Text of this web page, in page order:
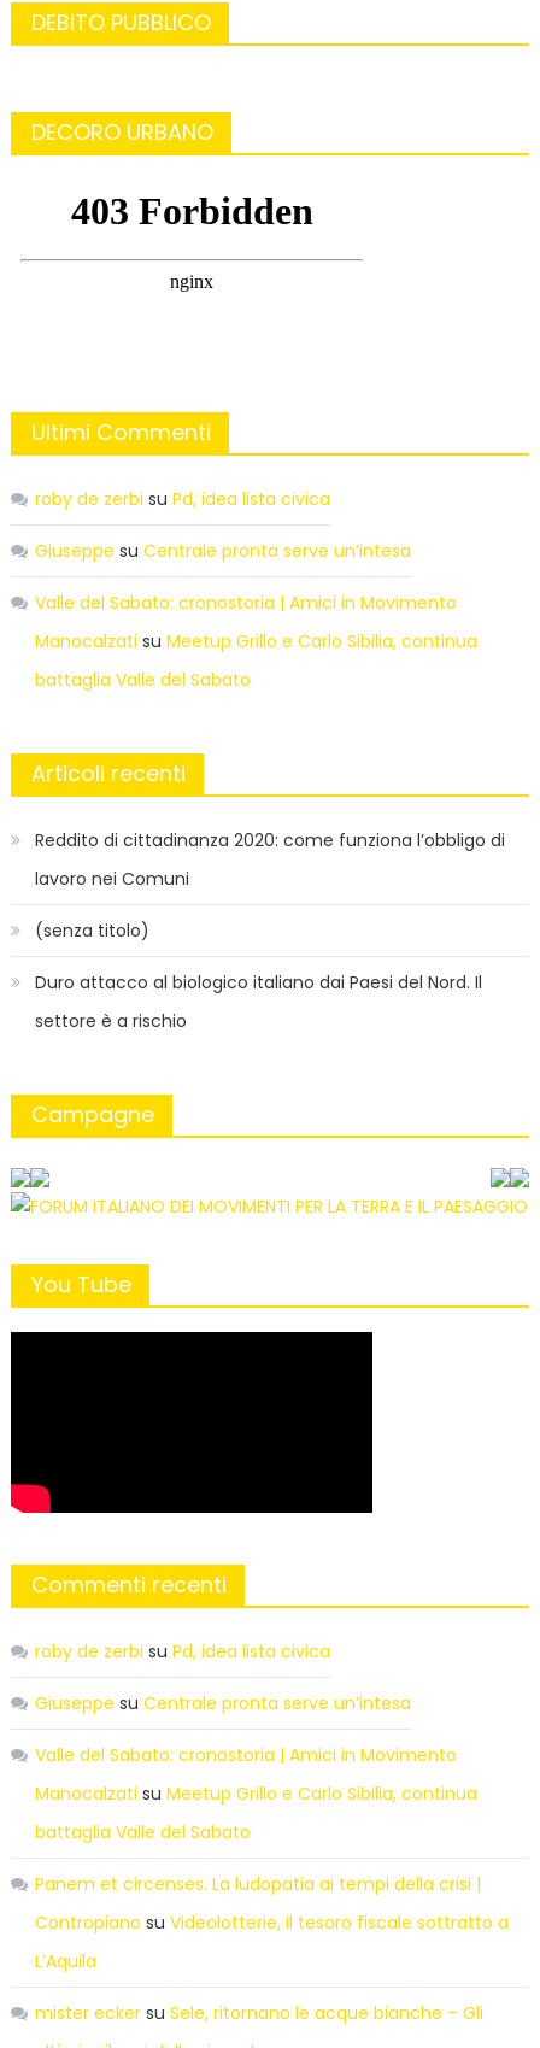
DEBITO PUBBLICO
DECORO URBANO
Ultimi Commenti
roby de zerbi su Pd, idea lista civica
Giuseppe su Centrale pronta serve un’intesa
Valle del Sabato: cronostoria | Amici in Movimento
Manocalzati su Meetup Grillo e Carlo Sibilia, continua
battaglia Valle del Sabato
Articoli recenti
Reddito di cittadinanza 2020: come funziona l’obbligo di
lavoro nei Comuni
(senza titolo)
Duro attacco al biologico italiano dai Paesi del Nord. Il
settore è a rischio
Campagne
You Tube
Commenti recenti
roby de zerbi su Pd, idea lista civica
Giuseppe su Centrale pronta serve un’intesa
Valle del Sabato: cronostoria | Amici in Movimento
Manocalzati su Meetup Grillo e Carlo Sibilia, continua
battaglia Valle del Sabato
Panem et circenses. La ludopatia ai tempi della crisi |
Contropiano su Videolotterie, il tesoro fiscale sottratto a
L’Aquila
mister eckersu Sele, ritornano le acque bianche – Gli